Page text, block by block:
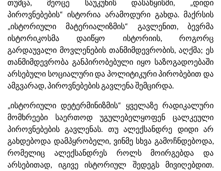
თუმცა, მეოცე საუკუნის დასაწყისში, „დიდი
პიროვნებების“ ისტორია არამოდური გახდა. მაქრსის
„ისტორიული მატერიალიზმის“ გავლენით, ბევრმა
ისტორიკოსმა დაიწყო ისტორიის, როგორც
გარდაუვალი მოვლენების თანმიმდევრობის, აღქმა; ეს
თანმიმდევრობა განპირობებული იყო საზოგადოებაში
არსებული სოციალური და პოლიტიკური პირობებით და
ამგვარად, პიროვნებების გავლენა შემცირდა.
„ისტორიული დეტერმინიზმის“ ყველაზე რადიკალური
მომხრეები საერთოდ უგულებელყოფენ ცალკეული
პიროვნებების გავლენას. თუ ალექსანდრე დიდი არ
გახდებოდა დამპყრობელი, ვინმე სხვა გამოჩნდებოდა,
რომელიც ალექსანდრეს როლს მოირგებდა და
არსებითად, იგივე ისტორიულ შედეგს მივიღებდით.